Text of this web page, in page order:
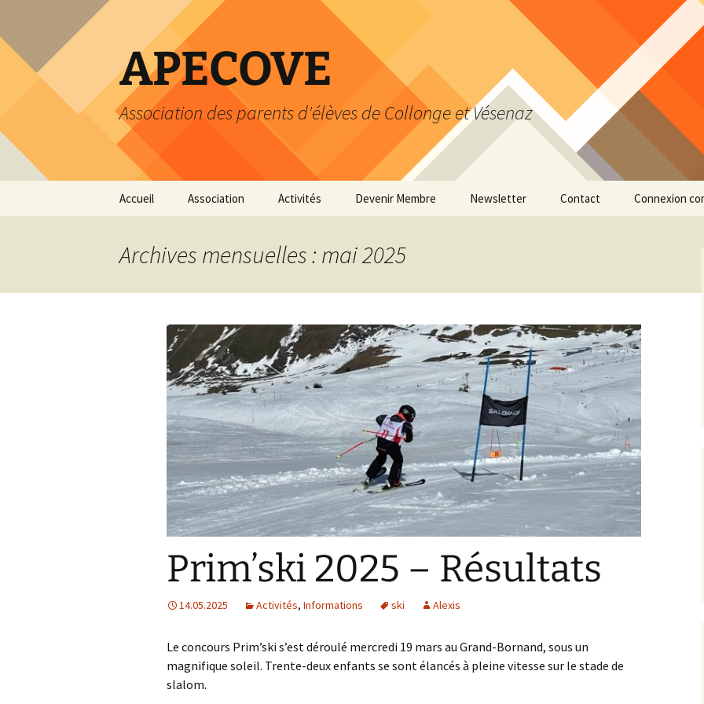
contenu
APECOVE
Association des parents d'élèves de Collonge et Vésenaz
Accueil Association
Dons
Informations bancaires
Liens utiles
Politique de
confidentialité
Activités
Loisirs
Devenir Membre
personnelles
Newsletter Contact Connexion
Archives mensuelles : mai 2025
Prim’ski 2025 – Résultats
14.05.2025 Activités, Informations ski Alexis
Le concours Prim’ski s’est déroulé mercredi 19 mars au Grand-Bornand, sous un
magnifique soleil. Trente-deux enfants se sont élancés à pleine vitesse sur le stade de
slalom.